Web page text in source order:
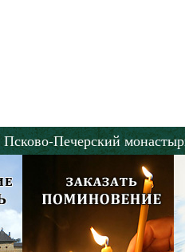
Псково-Печерский